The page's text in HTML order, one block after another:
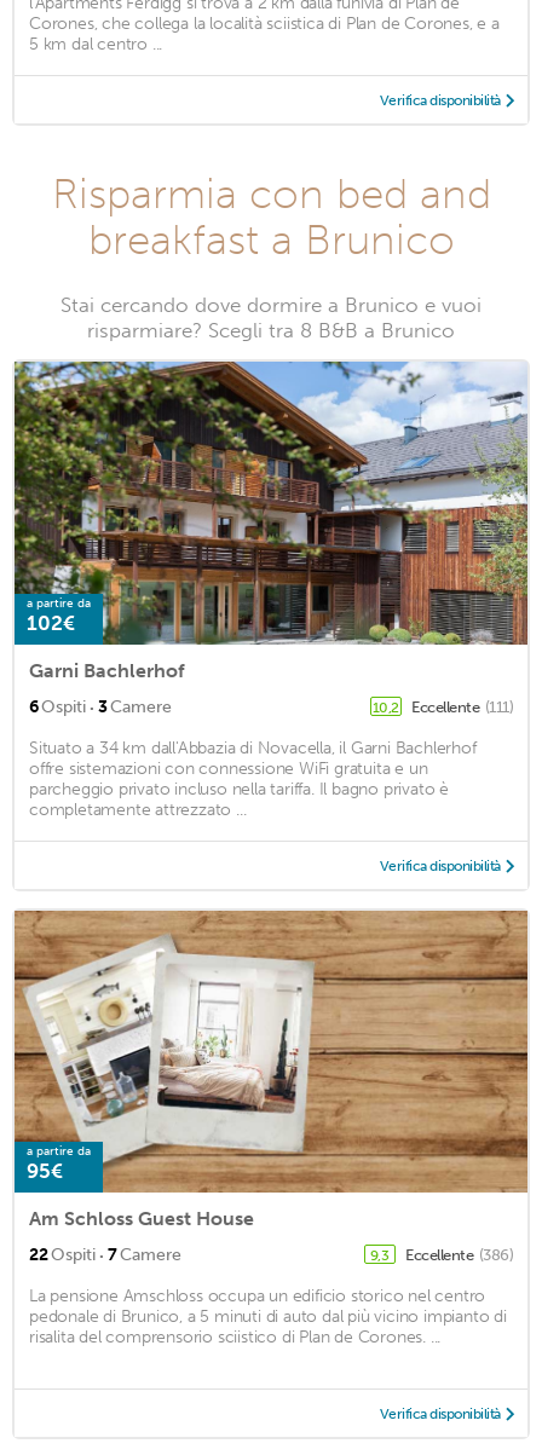
Corones, che collega la località sciistica di Plan de Corones, e a
5 km dal centro ...
Verifica disponibilità
Risparmia con bed and
breakfast a Brunico
Stai cercando dove dormire a Brunico e vuoi
risparmiare? Scegli tra 8 B&B a Brunico
a partire da
102€
Garni Bachlerhof
6Ospiti · 3Camere 10,2 Eccellente (111)
Situato a 34 km dall'Abbazia di Novacella, il Garni Bachlerhof
offre sistemazioni con connessione WiFi gratuita e un
parcheggio privato incluso nella tariffa. Il bagno privato è
completamente attrezzato ...
Verifica disponibilità
a partire da
95€
Am Schloss Guest House
22Ospiti · 7Camere 9,3 Eccellente (386)
La pensione Amschloss occupa un edificio storico nel centro
pedonale di Brunico, a 5 minuti di auto dal più vicino impianto di
risalita del comprensorio sciistico di Plan de Corones. ...
Verifica disponibilità